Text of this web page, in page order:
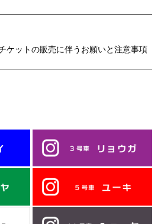
ケットの販売に伴うお願いと注意事項